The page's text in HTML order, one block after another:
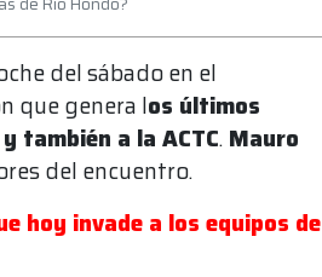
del sábado en el
que genera los últimos
también a la ACTC. Mauro
del encuentro.
hoy invade a los equipos de